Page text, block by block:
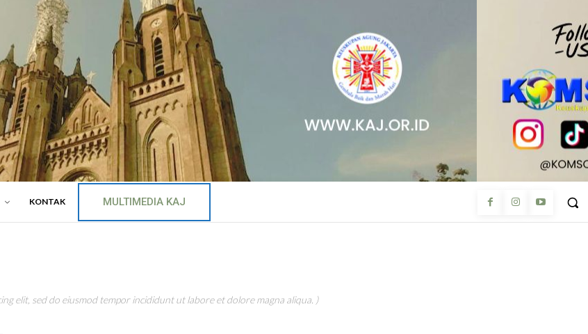
KONTAK MULTIMEDIA KAJ
elit, sed do eiusmod tempor incididunt ut labore et dolore magna aliqua. )